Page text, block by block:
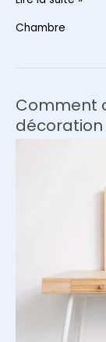
et
esthétique
?
Chambre
Comment